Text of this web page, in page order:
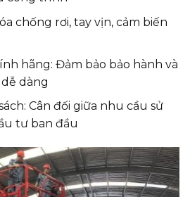
chống rơi, tay vịn, cảm biến
hãng: Đảm bảo bảo hành và
dàng
Cân đối giữa nhu cầu sử
tư ban đầu